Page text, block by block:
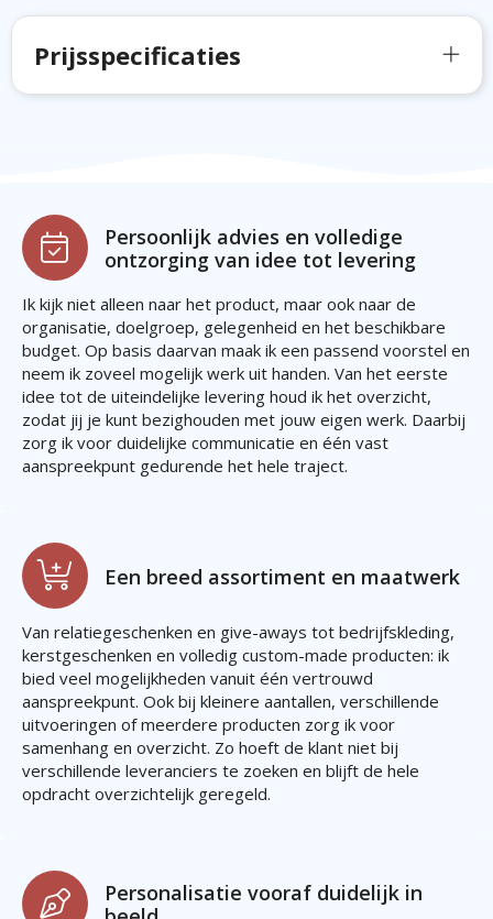
Prijsspecificaties
Persoonlijk advies en volledige
ontzorging van idee tot levering
Ik kijk niet alleen naar het product, maar ook naar de
organisatie, doelgroep, gelegenheid en het beschikbare
budget. Op basis daarvan maak ik een passend voorstel en
neem ik zoveel mogelijk werk uit handen. Van het eerste
idee tot de uiteindelijke levering houd ik het overzicht,
zodat jij je kunt bezighouden met jouw eigen werk. Daarbij
zorg ik voor duidelijke communicatie en één vast
aanspreekpunt gedurende het hele traject.
Een breed assortiment en maatwerk
Van relatiegeschenken en give-aways tot bedrijfskleding,
kerstgeschenken en volledig custom-made producten: ik
bied veel mogelijkheden vanuit één vertrouwd
aanspreekpunt. Ook bij kleinere aantallen, verschillende
uitvoeringen of meerdere producten zorg ik voor
samenhang en overzicht. Zo hoeft de klant niet bij
verschillende leveranciers te zoeken en blijft de hele
opdracht overzichtelijk geregeld.
Personalisatie vooraf duidelijk in